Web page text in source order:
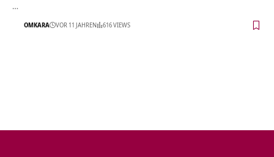
…
OMKARA VOR 11 JAHREN 616 VIEWS